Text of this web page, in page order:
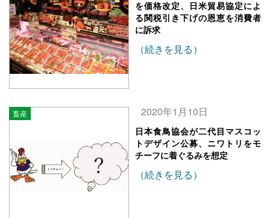
を価格改定、日米貿易協定によ
る関税引き下げの恩恵を消費者
に訴求
（続きを見る）
畜産 2020年1月10日
日本食鳥協会が二代目マスコッ
トデザイン公募、ニワトリをモ
チーフに着ぐるみを想定
（続きを見る）